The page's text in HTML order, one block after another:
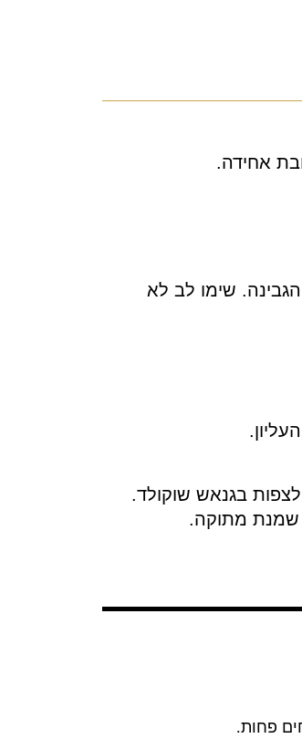
אחידה.
שימו לב לא
בגנאש שוקולד.
פחות.